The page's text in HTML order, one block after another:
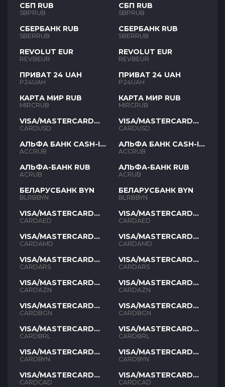
СБП RUB
SBPRUB
СБЕРБАНК RUB
SBERRUB
REVOLUT EUR
REVBEUR
ПРИВАТ 24 UAH
P24UAH
КАРТА МИР RUB
MIRCRUB
VISA/MASTERCARD
USD
CARDUSD
АЛЬФА БАНК CASH-IN
RUB
ACCRUB
АЛЬФА-БАНК RUB
ACRUB
БЕЛАРУСБАНК BYN
BLRBBYN
VISA/MASTERCARD
AED
CARDAED
VISA/MASTERCARD
AMD
CARDAMD
VISA/MASTERCARD
ARS
CARDARS
VISA/MASTERCARD
AZN
CARDAZN
VISA/MASTERCARD
BGN
CARDBGN
VISA/MASTERCARD
BRL
CARDBRL
VISA/MASTERCARD
BYN
CARDBYN
VISA/MASTERCARD
CAD
CARDCAD
СБП RUB
SBPRUB
СБЕРБАНК RUB
SBERRUB
REVOLUT EUR
REVBEUR
ПРИВАТ 24 UAH
P24UAH
КАРТА МИР RUB
MIRCRUB
VISA/MASTERCARD
USD
CARDUSD
АЛЬФА БАНК CASH-IN
RUB
ACCRUB
АЛЬФА-БАНК RUB
ACRUB
БЕЛАРУСБАНК BYN
BLRBBYN
VISA/MASTERCARD
AED
CARDAED
VISA/MASTERCARD
AMD
CARDAMD
VISA/MASTERCARD
ARS
CARDARS
VISA/MASTERCARD
AZN
CARDAZN
VISA/MASTERCARD
BGN
CARDBGN
VISA/MASTERCARD
BRL
CARDBRL
VISA/MASTERCARD
BYN
CARDBYN
VISA/MASTERCARD
CAD
CARDCAD